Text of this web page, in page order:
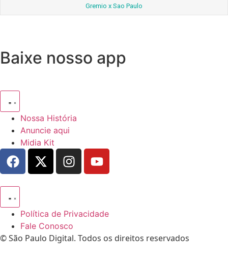
Gremio x Sao Paulo
Baixe nosso app
Nossa História
Anuncie aqui
Midia Kit
Política de Privacidade
Fale Conosco
© São Paulo Digital. Todos os direitos reservados